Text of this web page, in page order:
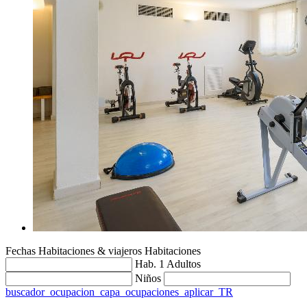
Fechas Habitaciones & viajeros Habitaciones
Hab. 1 Adultos
Niños
buscador_ocupacion_capa_ocupaciones_aplicar_TR